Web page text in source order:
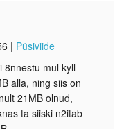
| Püsiviide
8nnestu mul kyll
alla, ning siis on
21MB olnud,
ta siiski n2itab